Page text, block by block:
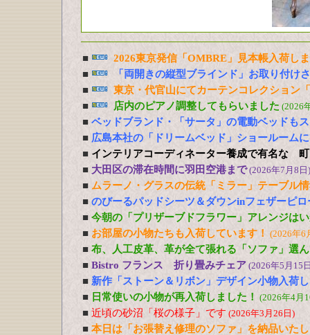
■
2026東京発信「OMBRE」見本帳入荷し
■
「両開きの縦型ブラインド」お取り付け
■
東京・代官山にてカーテンコレクション
■
店内のピアノ調整してもらいました (2026
■ ベッドブランド・「サータ」の電動ベッドも
■ 広島本社の「ドリームベッド」ショールーム
■ インテリアコーディネーター養成で有名な
■ 大田区の滞在時間に羽田空港まで(2026年7月8日)
■ ムラーノ・グラスの伝統「ミラー」テーブル
■ のびーるパッドシーツ＆ダウンinフェザーピ
■ 今朝の「プリザーブドフラワー」アレンジは
■ お部屋の小物たちも入荷しています！ (2026年6
■ 布、人工皮革、革が全て張れる「ソファ」選
■ Bistro フランス 折り畳みチェア (2026年5月15
■ 新作「ストーン＆リボン」デザイン小物入荷
■ 日常使いの小物が再入荷しました！ (2026年4月
■ 近頃の砂沼「桜の様子」です (2026年3月26日)
■ 本日は「お張替え修理のソファ」を納品いた